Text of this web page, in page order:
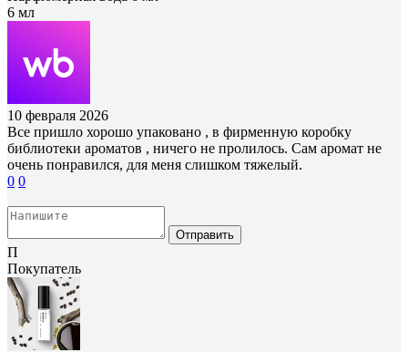
6 мл
10 февраля 2026
Все пришло хорошо упаковано , в фирменную коробку
библиотеки ароматов , ничего не пролилось. Сам аромат не
очень понравился, для меня слишком тяжелый.
0 0
Отправить
П
Покупатель